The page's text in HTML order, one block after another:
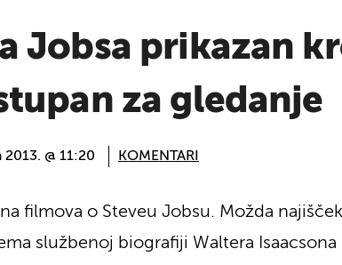
Jobsa prikazan
za gledanje
2013. @ 11:20 KOMENTARI
filmova o Steveu Jobsu. Možda
službenoj biografiji Waltera